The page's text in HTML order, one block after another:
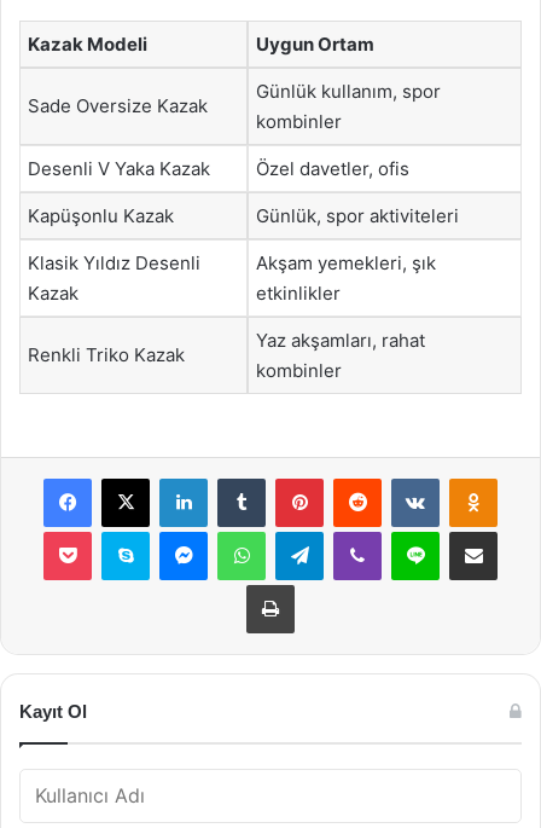
Kazak Modeli Uygun Ortam
Sade Oversize Kazak
Günlük kullanım, spor
kombinler
Desenli V Yaka Kazak Özel davetler, ofis
Kapüşonlu Kazak Günlük, spor aktiviteleri
Klasik Yıldız Desenli
Kazak
Akşam yemekleri, şık
etkinlikler
Renkli Triko Kazak
Yaz akşamları, rahat
kombinler
Facebook
X LinkedInTumblr PinterestReddit VKontakte
Pocket Skype MessengerWhatsAppTelegramViber Line E-Posta ile
Yazdır
Kayıt Ol